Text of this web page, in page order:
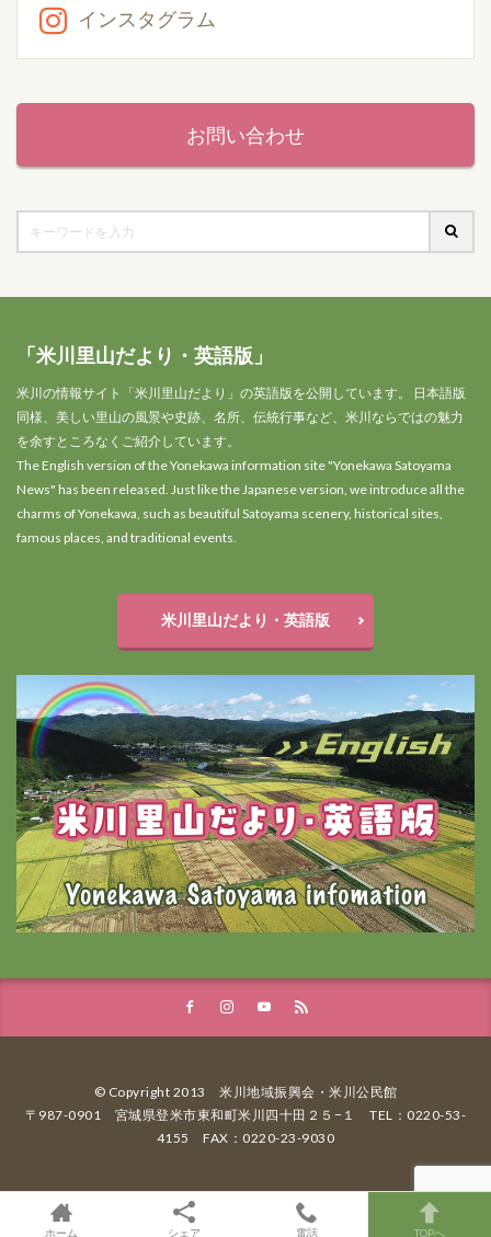
インスタグラム
お問い合わせ
「米川里山だより・英語版」
米川の情報サイト「米川里山だより」の英語版を公開しています。 日本語版
同様、美しい里山の風景や史跡、名所、伝統行事など、米川ならではの魅力
を余すところなくご紹介しています。
The English version of the Yonekawa information site "Yonekawa Satoyama
News" has been released. Just like the Japanese version, we introduce all the
charms of Yonekawa, such as beautiful Satoyama scenery, historical sites,
famous places, and traditional events.
米川里山だより・英語版
© Copyright 2013 米川地域振興会・米川公民館
〒987-0901 宮城県登米市東和町米川四十田２５−１ TEL：0220-53-
4155 FAX：0220-23-9030
ホーム シェア 電話 TOPへ